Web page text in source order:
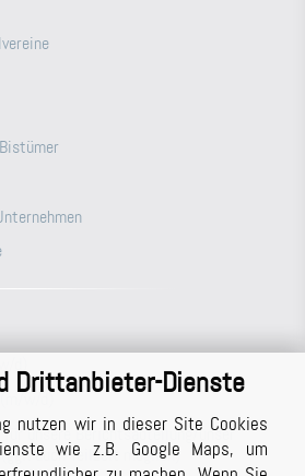
Drittanbieter-Dienste
nutzen wir in dieser Site Cookies
wie z.B. Google Maps, um
(m/w/d)
unsere Berichtsabteilung/unser
auch Teilzeit möglich)